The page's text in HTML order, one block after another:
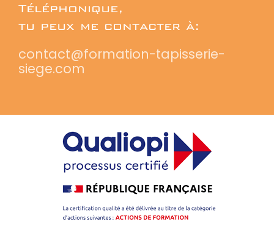
Téléphonique,
tu peux me contacter à:
contact@formation-tapisserie-
siege.com